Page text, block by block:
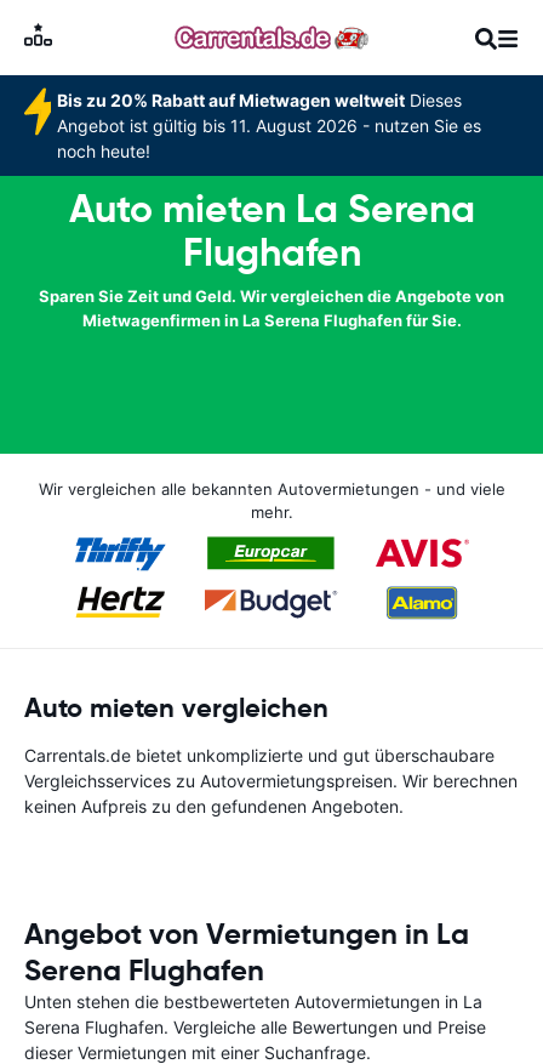
Bis zu 20% Rabatt auf Mietwagen weltweitDieses
Angebot ist gültig bis 11. August 2026 - nutzen Sie es
noch heute!
Auto mieten La Serena
Flughafen
Sparen Sie Zeit und Geld. Wir vergleichen die Angebote von
Mietwagenfirmen in La Serena Flughafen für Sie.
Wir vergleichen alle bekannten Autovermietungen - und viele
mehr.
Auto mieten vergleichen
Carrentals.de bietet unkomplizierte und gut überschaubare
Vergleichsservices zu Autovermietungspreisen. Wir berechnen
keinen Aufpreis zu den gefundenen Angeboten.
Angebot von Vermietungen in La
Serena Flughafen
Unten stehen die bestbewerteten Autovermietungen in La
Serena Flughafen. Vergleiche alle Bewertungen und Preise
dieser Vermietungen mit einer Suchanfrage.